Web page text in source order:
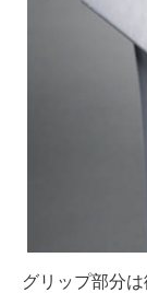
グリップ部分